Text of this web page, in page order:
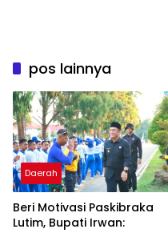
pos lainnya
Daerah
Beri Motivasi Paskibraka
Lutim, Bupati Irwan: